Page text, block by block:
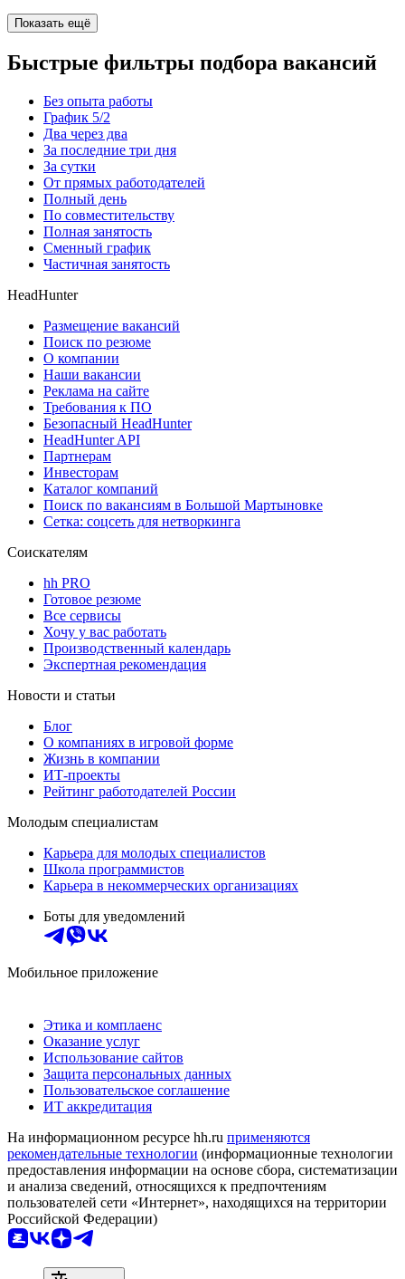
Показать ещё
Быстрые фильтры подбора вакансий
Без опыта работы
График 5/2
Два через два
За последние три дня
За сутки
От прямых работодателей
Полный день
По совместительству
Полная занятость
Сменный график
Частичная занятость
HeadHunter
Размещение вакансий
Поиск по резюме
О компании
Наши вакансии
Реклама на сайте
Требования к ПО
Безопасный HeadHunter
HeadHunter API
Партнерам
Инвесторам
Каталог компаний
Поиск по вакансиям в Большой Мартыновке
Сетка: соцсеть для нетворкинга
Соискателям
hh PRO
Готовое резюме
Все сервисы
Хочу у вас работать
Производственный календарь
Экспертная рекомендация
Новости и статьи
Блог
О компаниях в игровой форме
Жизнь в компании
ИТ-проекты
Рейтинг работодателей России
Молодым специалистам
Карьера для молодых специалистов
Школа программистов
Карьера в некоммерческих организациях
Боты для уведомлений
Мобильное приложение
Этика и комплаенс
Оказание услуг
Использование сайтов
Защита персональных данных
Пользовательское соглашение
ИТ аккредитация
На информационном ресурсе hh.ru применяются
рекомендательные технологии (информационные технологии
предоставления информации на основе сбора, систематизации
и анализа сведений, относящихся к предпочтениям
пользователей сети «Интернет», находящихся на территории
Российской Федерации)